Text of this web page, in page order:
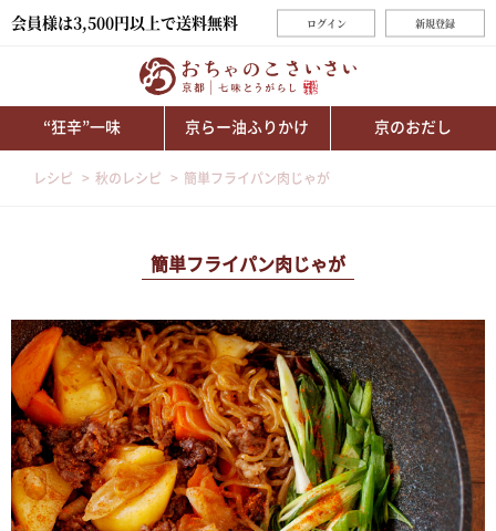
会員様は3,500円以上で送料無料 ログイン 新規登録
“狂辛”一味 京らー油ふりかけ 京のおだし
レシピ 秋のレシピ 簡単フライパン肉じゃが
簡単フライパン肉じゃが